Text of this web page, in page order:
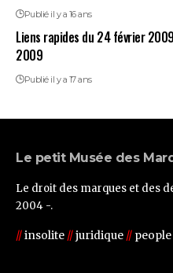
Publié il y a 16 ans
Liens rapides du 24 février
2009
Publié il y a 17 ans
Le petit Musée des
Le droit des marques et des
2004 -.
//insolite //juridique // people